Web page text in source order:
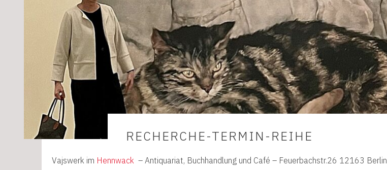
RECHERCHE-TERMIN-REIHE
Vajswerk im Hennwack – Antiquariat, Buchhandlung und Café – Feuerbachstr.26 12163 Berlin